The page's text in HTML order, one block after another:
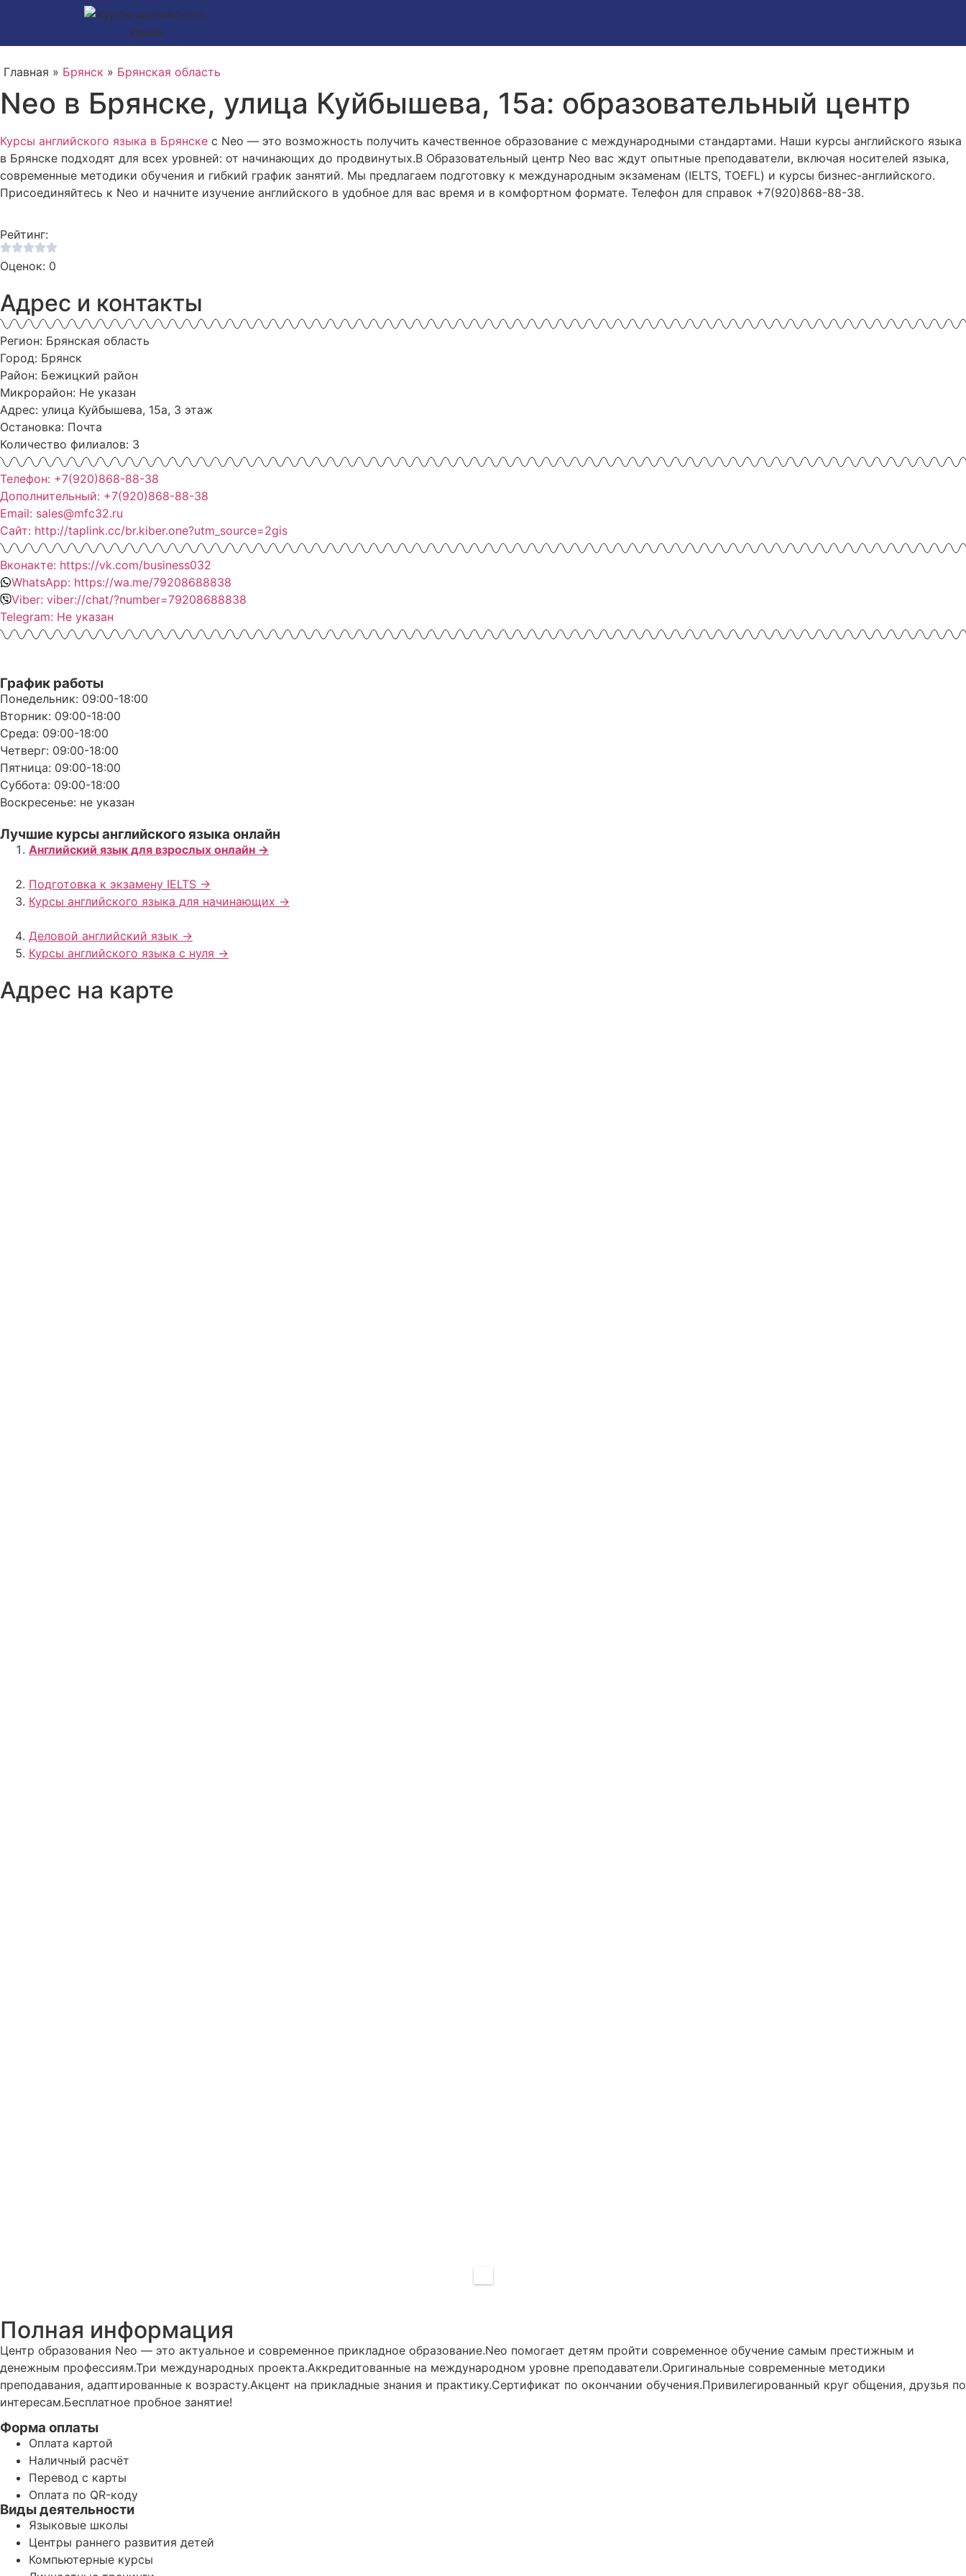
Главная » Брянск » Брянская область
Neo в Брянске, улица Куйбышева, 15а: образовательный центр
Курсы английского языка в Брянске с Neo — это возможность получить качественное образование с международными стандартами. Наши курсы английского языка
в Брянске подходят для всех уровней: от начинающих до продвинутых.В Образовательный центр Neo вас ждут опытные преподаватели, включая носителей языка,
современные методики обучения и гибкий график занятий. Мы предлагаем подготовку к международным экзаменам (IELTS, TOEFL) и курсы бизнес-английского.
Присоединяйтесь к Neo и начните изучение английского в удобное для вас время и в комфортном формате. Телефон для справок +7(920)868-88-38.
Рейтинг:
Оценок: 0
Адрес и контакты
Регион: Брянская область
Город: Брянск
Район: Бежицкий район
Микрорайон: Не указан
Адрес: улица Куйбышева, 15а, 3 этаж
Остановка: Почта
Количество филиалов: 3
Телефон: +7(920)868-88-38
Дополнительный: +7(920)868-88-38
Email: sales@mfc32.ru
Сайт: http://taplink.cc/br.kiber.one?utm_source=2gis
Вконакте: https://vk.com/business032
WhatsApp: https://wa.me/79208688838
Viber: viber://chat/?number=79208688838
Telegram: Не указан
График работы
Понедельник: 09:00-18:00
Вторник: 09:00-18:00
Среда: 09:00-18:00
Четверг: 09:00-18:00
Пятница: 09:00-18:00
Суббота: 09:00-18:00
Воскресенье: не указан
Лучшие курсы английского языка онлайн
Английский язык для взрослых онлайн ->
Подготовка к экзамену IELTS ->
Курсы английского языка для начинающих ->
Деловой английский язык ->
Курсы английского языка с нуля ->
Адрес на карте
Полная информация
Центр образования Neo — это актуальное и современное прикладное образование.Neo помогает детям пройти современное обучение самым престижным и
денежным профессиям.Три международных проекта.Аккредитованные на международном уровне преподаватели.Оригинальные современные методики
преподавания, адаптированные к возрасту.Акцент на прикладные знания и практику.Сертификат по окончании обучения.Привилегированный круг общения, друзья по
интересам.Бесплатное пробное занятие!
Форма оплаты
Оплата картой
Наличный расчёт
Перевод с карты
Оплата по QR-коду
Виды деятельности
Языковые школы
Центры раннего развития детей
Компьютерные курсы